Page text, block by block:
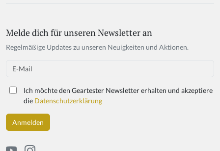
Melde dich für unseren Newsletter an
Regelmäßige Updates zu unseren Neuigkeiten und Aktionen.
Email
Ich möchte den Geartester Newsletter erhalten und akzeptiere
die Datenschutzerklärung